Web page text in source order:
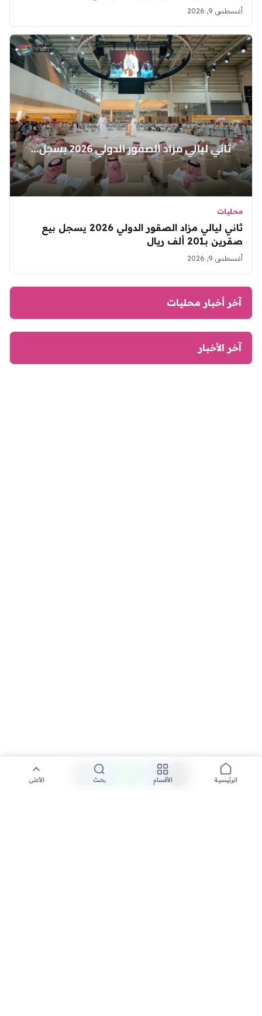
أغسطس 9, 2026
محليات
ثاني ليالي مزاد الصقور الدولي 2026 يسجل بيع
صقرين بـ201 ألف ريال
أغسطس 9, 2026
آخر أخبار محليات
آخر الأخبار
الرئيسية الأقسام بحث الأعلى